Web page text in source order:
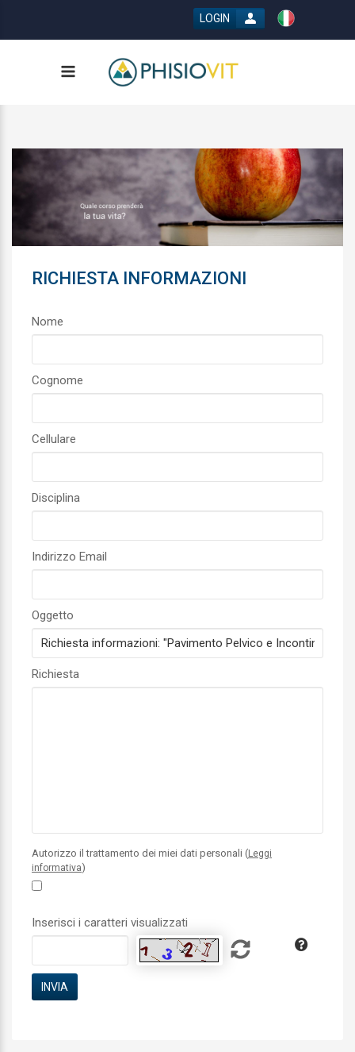
LOGIN
RICHIESTA INFORMAZIONI
Nome
Cognome
Cellulare
Disciplina
Indirizzo Email
Oggetto
Richiesta
Autorizzo il trattamento dei miei dati personali (Leggi
informativa)
Inserisci i caratteri visualizzati